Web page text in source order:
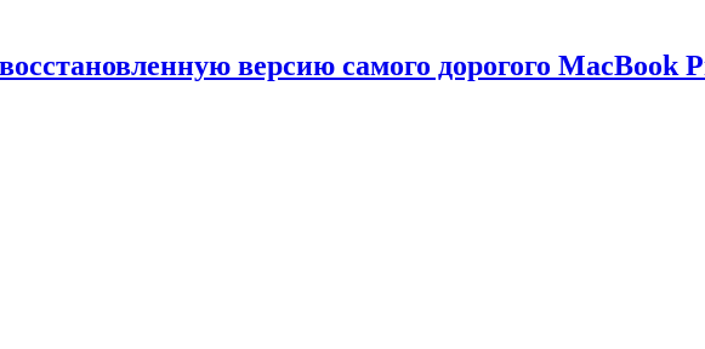
версию самого дорогого MacBook